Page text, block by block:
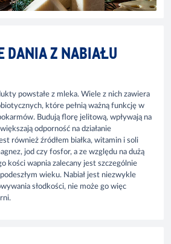
DANIA Z NABIAŁU
powstałe z mleka. Wiele z nich zawiera
które pełnią ważną funkcję w
Budują florę jelitową, wpływają na
odporność na działanie
również źródłem białka, witamin i soli
jod czy fosfor, a ze względu na dużą
kości wapnia zalecany jest szczególnie
wieku. Nabiał jest niezwykle
słodkości, nie może go więc